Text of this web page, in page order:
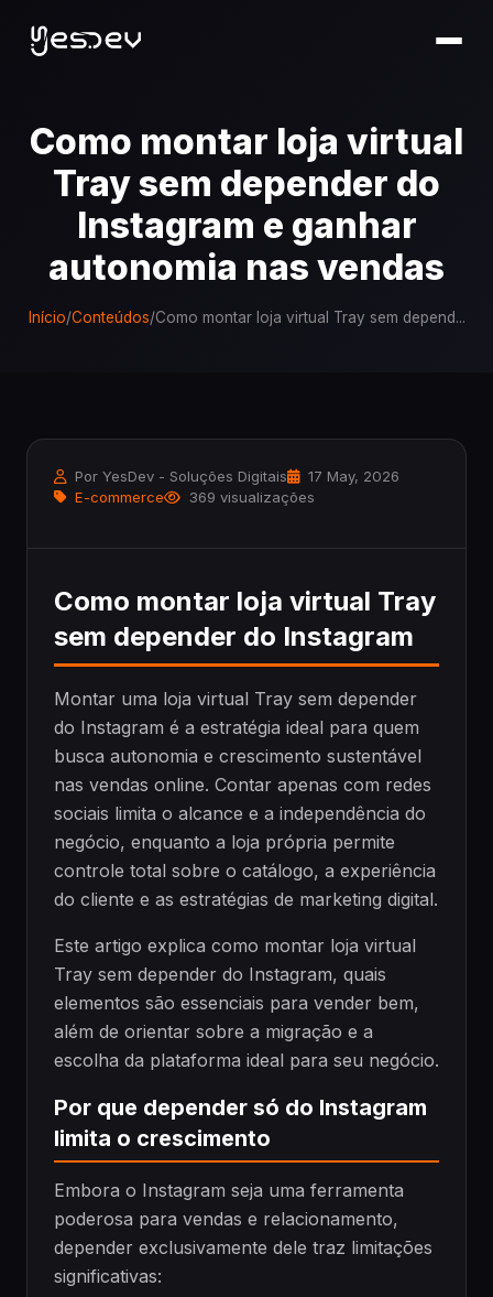
Como montar loja virtual
Tray sem depender do
Instagram e ganhar
autonomia nas vendas
Início/Conteúdos/Como montar loja virtual Tray sem depend...
Por YesDev - Soluções Digitais
17 May, 2026
E-commerce
369 visualizações
Como montar loja virtual Tray
sem depender do Instagram
Montar uma loja virtual Tray sem depender
do Instagram é a estratégia ideal para quem
busca autonomia e crescimento sustentável
nas vendas online. Contar apenas com redes
sociais limita o alcance e a independência do
negócio, enquanto a loja própria permite
controle total sobre o catálogo, a experiência
do cliente e as estratégias de marketing digital.
Este artigo explica como montar loja virtual
Tray sem depender do Instagram, quais
elementos são essenciais para vender bem,
além de orientar sobre a migração e a
escolha da plataforma ideal para seu negócio.
Por que depender só do Instagram
limita o crescimento
Embora o Instagram seja uma ferramenta
poderosa para vendas e relacionamento,
depender exclusivamente dele traz limitações
significativas: